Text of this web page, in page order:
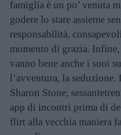
famiglia è un po’ venuta
godere lo stare assieme
responsabilità,
momento di grazia. Infine,
vanno bene anche i suoi
l’avventura, la
Sharon Stone,
app di incontri prima di
flirt alla vecchia maniera